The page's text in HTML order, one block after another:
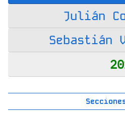
Julián
Sebastián